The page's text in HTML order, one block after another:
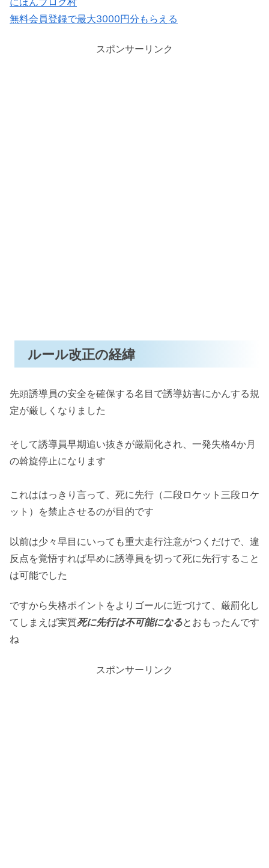
無料会員登録で最大3000円分もらえる
スポンサーリンク
ルール改正の経緯
先頭誘導員の安全を確保する名目で誘導妨害にかんする規
定が厳しくなりました
そして誘導員早期追い抜きが厳罰化され、一発失格4か月
の斡旋停止になります
これははっきり言って、死に先行（二段ロケット三段ロケ
ット）を禁止させるのが目的です
以前は少々早目にいっても重大走行注意がつくだけで、違
反点を覚悟すれば早めに誘導員を切って死に先行すること
は可能でした
ですから失格ポイントをよりゴールに近づけて、厳罰化し
てしまえば実質死に先行は不可能になるとおもったんです
ね
スポンサーリンク